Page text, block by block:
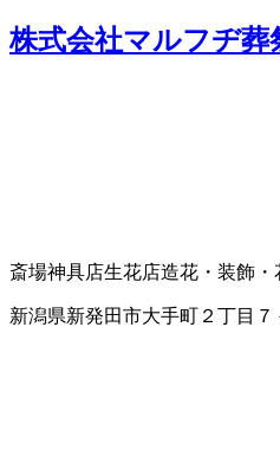
株式会社マルフヂ葬
斎場神具店生花店造花・装飾・
新潟県新発田市大手町２丁目７